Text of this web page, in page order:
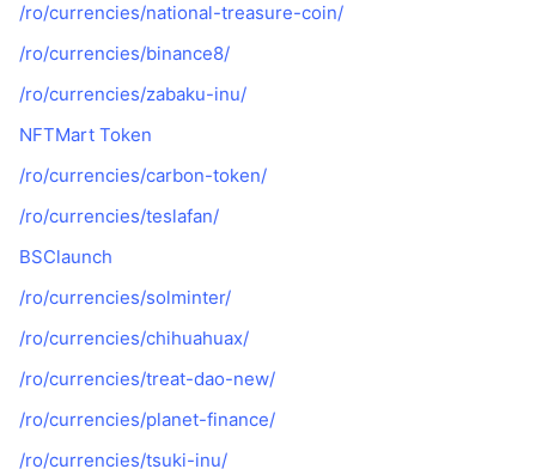
/ro/currencies/national-treasure-coin/
/ro/currencies/binance8/
/ro/currencies/zabaku-inu/
NFTMart Token
/ro/currencies/carbon-token/
/ro/currencies/teslafan/
BSClaunch
/ro/currencies/solminter/
/ro/currencies/chihuahuax/
/ro/currencies/treat-dao-new/
/ro/currencies/planet-finance/
/ro/currencies/tsuki-inu/